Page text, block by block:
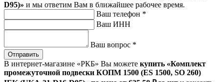
D95)» и мы ответим Вам в ближайшее рабочее время.
Ваш телефон *
Ваш ИНН
Ваш вопрос *
Отправить
В интернет-магазине «РКБ» Вы можете купить «Комплект
промежуточной подвески КОПМ 1500 (ES 1500, SO 260)